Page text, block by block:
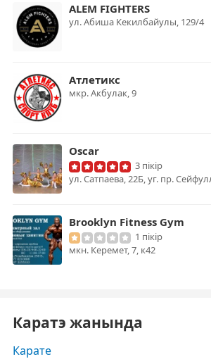
ALEM FIGHTERS
ул. Абиша Кекилбайулы, 129/4
Атлетикс
мкр. Акбулак, 9
Oscar
3 пікір
ул. Сатпаева, 22Б, уг. пр.
Brooklyn Fitness Gym
1 пікір
мкн. Керемет, 7, к42
Каратэ жанында
Карате